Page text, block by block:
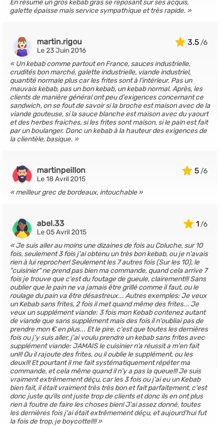
En résumé un gros kebab gras se reposant sur ses acquis,
galette épaisse mais service sympathique et très rapide.
3.5
martin.rigou
Le 23 Juin 2016
Un kebab comme partout en France, sauces industrielle,
crudités bon marché, galette industrielle, viande industriel,
quantité normale plus car les frites sont à l'intérieur. Pas un
mauvais kebab, pas un bon kebab, un kebab normal. Après, les
clients de manière général ont peu d'exigences concernant ce
sandwich, on se fout de savoir si la broche est maison avec de la
viande gouteuse, si la sauce blanche est maison avec du yaourt
et des herbes fraiches, si les frites sont maison, si le pain est fait
par un boulanger. Donc un kebab à la hauteur des exigences de
la clientèle, basique.
5
martinpeillon
Le 18 Avril 2015
meilleur grec de bordeaux, intouchable
1
abel.33
Le 05 Avril 2015
Je suis aller au moins une dizaines de fois au Coluche, sur 10
fois, seulement 3 fois j'ai obtenu un très bon kebab, ou je n'avais
rien à lui reprocher! Seulement les 7 autres fois (Sur les 10), le
"cuisinier" ne prend pas bien ma commande, quand cela arrive 7
fois je trouve que c'est du foutage de gueule, clairement!!! Sans
oublier que le pain ne va jamais être grillé comme il faut, ou le
roulage du pain va être désastreux... Autres exemples: Je veux
un Kebab sans frites, 2 fois il met quand même des frites... Je
veux un supplément viande: 3 fois mon Kebab contenez autant
de viande que sans supplément mais des fois il n'oubliai pas de
prendre mon € en plus... Et le pire, c'est que toutes les dernières
fois ou j'y suis aller, j'ai voulu prendre un kebab sans frites avec
supplément viande: JAMAIS le cuisinier n’a réussit a m'en fait
un!!! Ou il rajoute des frites, ou il oublie le supplément, ou les
deux!!! Et pourtant il me fait systématiquement répéter ma
commande, et cela même quand il n'y a pas la queue!!! Je suis
vraiment extrêmement déçu, car les 3 fois ou j'ai eu un Kebab
bien fait, il était vraiment très très bon et fait parfaitement, c'est
donc juste qu'ils ont juste trop de clients et donc ils en ont plus
rien à foutre de faire les choses bien! J'ai assez donné, toutes
les dernières fois j'ai était extrêmement déçu, et aujourd’hui fut
la fois de trop, je boycotte!!!!